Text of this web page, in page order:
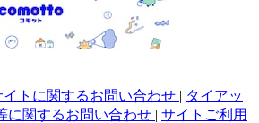
イトに関するお問い合わせ | タイアッ
に関するお問い合わせ | サイトご利用